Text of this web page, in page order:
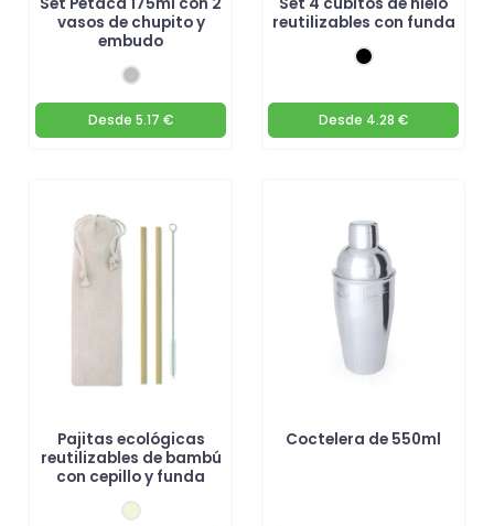
vasos de chupito y
embudo
Desde 5.17 €
reutilizables con funda
Desde 4.28 €
Pajitas ecológicas
reutilizables de bambú
con cepillo y funda
Coctelera de 550ml